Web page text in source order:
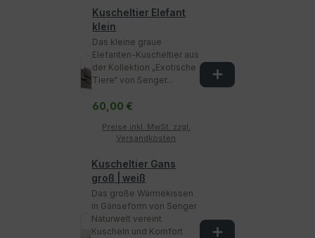
Kuscheltier Elefant
klein
Das kleine graue
Elefanten-Kuscheltier aus
der Kollektion „Exotische
Tiere“ von Senger...
60,00 €
Preise inkl. MwSt. zzgl.
Versandkosten
Kuscheltier Gans
groß | weiß
Das große Wärmekissen
in Gänseform von Senger
Naturwelt vereint
Kuscheln und Komfort